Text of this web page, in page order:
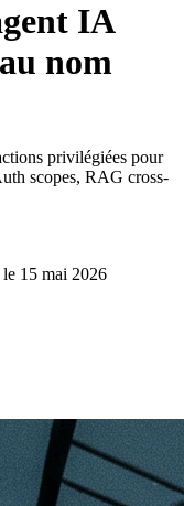
IA
nom
privilégiées pour
scopes, RAG cross-
15 mai 2026